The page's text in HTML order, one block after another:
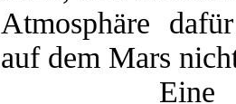
Atmosphäre
auf dem Mars
Eine